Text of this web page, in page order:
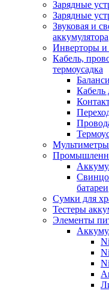
Зарядные
Зарядные
Звуковая и
аккумулятора
Инверторы и
Кабель,
термоусадка
Кабель
батареи
Сумки для
Тестеры
Элементы